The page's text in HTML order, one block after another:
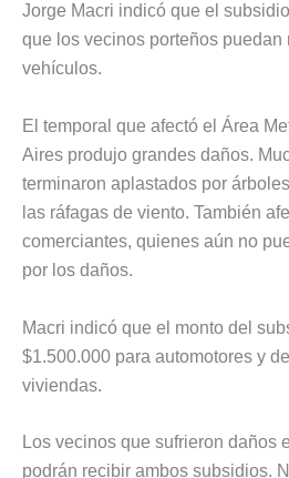
Jorge Macri indicó que el
que los vecinos porteños puedan
vehículos.
El temporal que afectó el Área
Aires produjo grandes daños.
terminaron aplastados por
las ráfagas de viento. También
comerciantes, quienes aún no
por los daños.
Macri indicó que el monto del
$1.500.000 para automotores y
viviendas.
Los vecinos que sufrieron daños
podrán recibir ambos subsidios.